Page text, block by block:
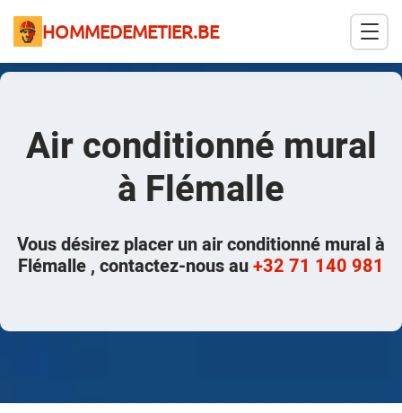
HOMMEDEMETIER.BE
Air conditionné mural
à Flémalle
Vous désirez placer un air conditionné mural à
Flémalle , contactez-nous au+32 71 140 981